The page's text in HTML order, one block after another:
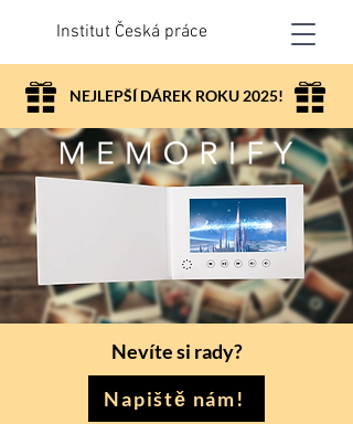
Institut Česká práce
NEJLEPŠÍ DÁREK ROKU 2025!
Nevíte si rady?
Napiště nám!